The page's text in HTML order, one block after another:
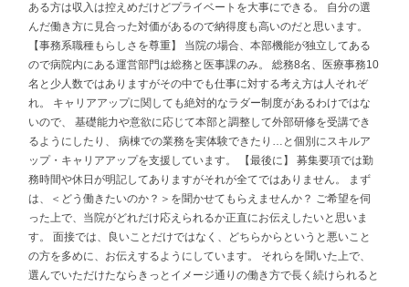
ある方は収入は控えめだけどプライベートを大事にできる。 自分の選
んだ働き方に見合った対価があるので納得度も高いのだと思います。
【事務系職種もらしさを尊重】 当院の場合、本部機能が独立してある
ので病院内にある運営部門は総務と医事課のみ。 総務8名、医療事務10
名と少人数ではありますがその中でも仕事に対する考え方は人それぞ
れ。 キャリアアップに関しても絶対的なラダー制度があるわけではな
いので、 基礎能力や意欲に応じて本部と調整して外部研修を受講でき
るようにしたり、 病棟での業務を実体験できたり…と個別にスキルア
ップ・キャリアアップを支援しています。 【最後に】 募集要項では勤
務時間や休日が明記してありますがそれが全てではありません。 まず
は、＜どう働きたいのか？＞を聞かせてもらえませんか？ ご希望を伺
った上で、当院がどれだけ応えられるか正直にお伝えしたいと思いま
す。 面接では、良いことだけではなく、どちらからというと悪いこと
の方を多めに、お伝えするようにしています。 それらを聞いた上で、
選んでいただけたならきっとイメージ通りの働き方で長く続けられると